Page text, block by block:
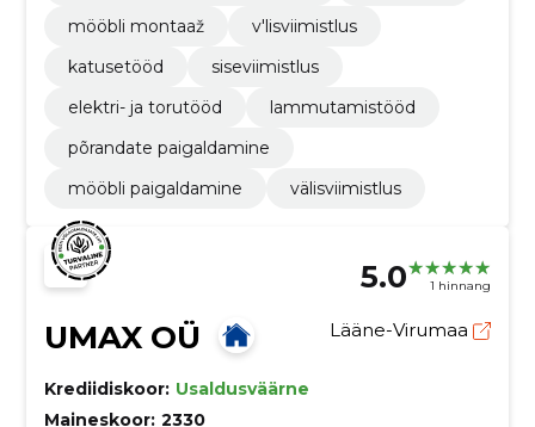
mööbli montaaž
v'lisviimistlus
katusetööd
siseviimistlus
elektri- ja torutööd
lammutamistööd
põrandate paigaldamine
mööbli paigaldamine
välisviimistlus
5.0 1 hinnang
UMAX OÜ Lääne-Virumaa
Krediidiskoor: Usaldusväärne
Maineskoor: 2330